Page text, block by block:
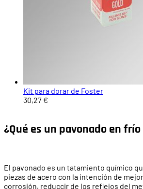
Kit para dorar de Foster
30,27 €
¿Qué es un pavonado en
El pavonado es un tatamiento químico
piezas de acero con la intención de
corrosión, reduccir de los reflejos del